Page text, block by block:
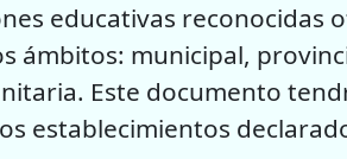
educativas reconocidas
ámbitos: municipal,
Este documento
establecimientos